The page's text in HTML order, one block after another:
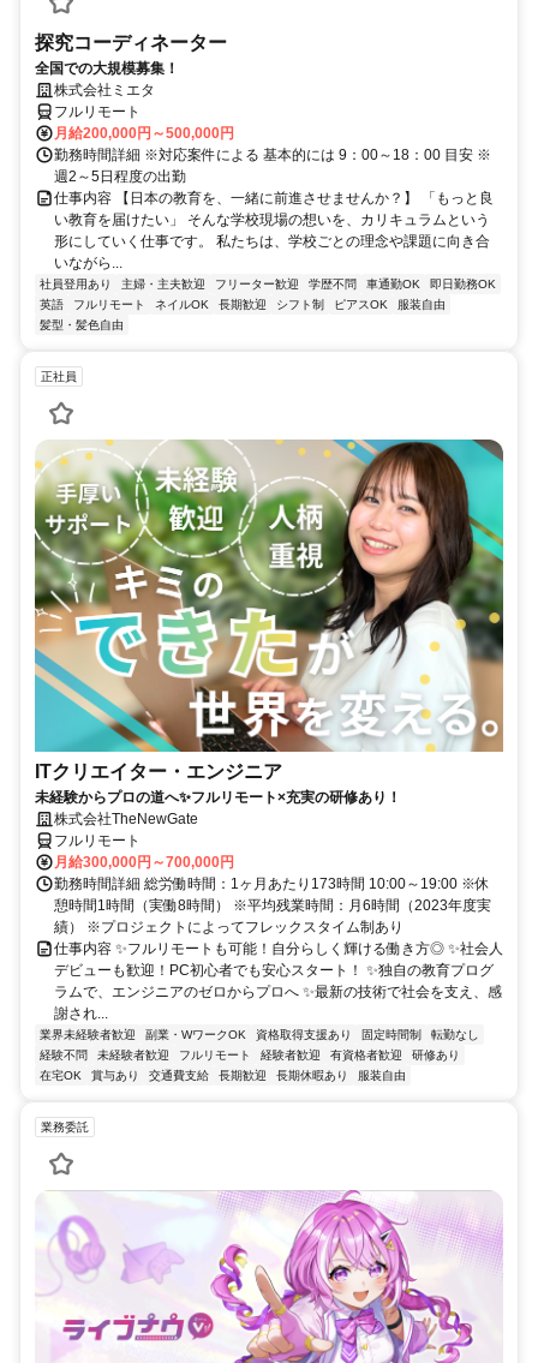
探究コーディネーター
全国での大規模募集！
株式会社ミエタ
フルリモート
月給200,000円～500,000円
勤務時間詳細 ※対応案件による 基本的には 9：00～18：00 目安 ※
週2～5日程度の出勤
仕事内容 【日本の教育を、一緒に前進させませんか？】 「もっと良
い教育を届けたい」 そんな学校現場の想いを、カリキュラムという
形にしていく仕事です。 私たちは、学校ごとの理念や課題に向き合
いながら...
社員登用あり 主婦・主夫歓迎 フリーター歓迎 学歴不問 車通勤OK
即日勤務OK
英語
フルリモート ネイルOK 長期歓迎 シフト制 ピアスOK
服装自由
髪型・髪色自由
正社員
ITクリエイター・エンジニア
未経験からプロの道へ✨フルリモート×充実の研修あり！
株式会社TheNewGate
フルリモート
月給300,000円～700,000円
勤務時間詳細 総労働時間：1ヶ月あたり173時間 10:00～19:00 ※休
憩時間1時間（実働8時間） ※平均残業時間：月6時間（2023年度実
績） ※プロジェクトによってフレックスタイム制あり
仕事内容 ✨フルリモートも可能！自分らしく輝ける働き方◎ ✨社会人
デビューも歓迎！PC初心者でも安心スタート！ ✨独自の教育プログ
ラムで、エンジニアのゼロからプロへ ✨最新の技術で社会を支え、感
謝され...
業界未経験者歓迎 副業・WワークOK 資格取得支援あり 固定時間制
転勤なし
経験不問
未経験者歓迎 フルリモート 経験者歓迎 有資格者歓迎
研修あり
在宅OK
賞与あり 交通費支給 長期歓迎 長期休暇あり 服装自由
業務委託